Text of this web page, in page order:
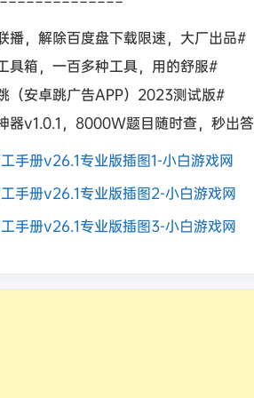
播，解除百度盘下载限速，大厂出品#
具箱，一百多种工具，用的舒服#
（安卓跳广告APP）2023测试版#
器v1.0.1，8000W题目随时查，秒出